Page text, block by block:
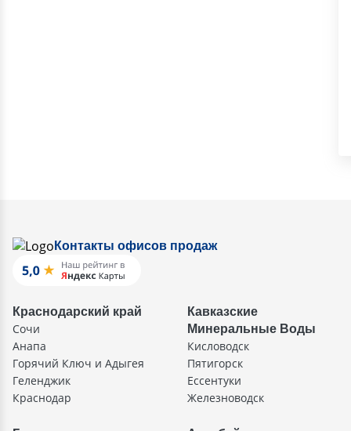
Контакты офисов продаж
Краснодарский край
Сочи
Анапа
Горячий Ключ и Адыгея
Геленджик
Краснодар
Кавказские
Минеральные Воды
Кисловодск
Пятигорск
Ессентуки
Железноводск